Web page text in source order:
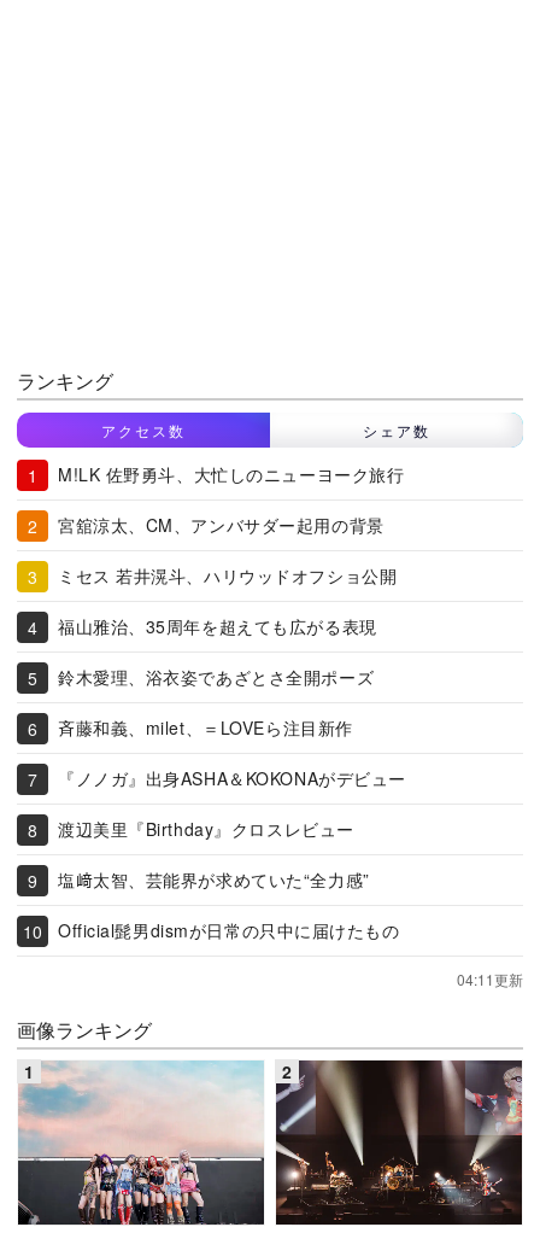
ランキング
アクセス数 シェア数
M!LK 佐野勇斗、大忙しのニューヨーク旅行
宮舘涼太、CM、アンバサダー起用の背景
ミセス 若井滉斗、ハリウッドオフショ公開
福山雅治、35周年を超えても広がる表現
鈴木愛理、浴衣姿であざとさ全開ポーズ
斉藤和義、milet、＝LOVEら注目新作
『ノノガ』出身ASHA＆KOKONAがデビュー
渡辺美里『Birthday』クロスレビュー
塩﨑太智、芸能界が求めていた“全力感”
Official髭男dismが日常の只中に届けたもの
04:11更新
画像ランキング